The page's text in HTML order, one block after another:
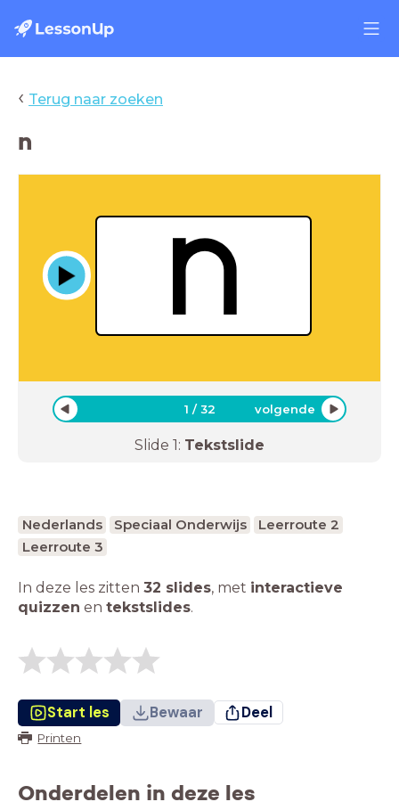
‹ Terug naar zoeken
n
1 /32 volgende
Slide 1: Tekstslide
Nederlands Speciaal Onderwijs
Leerroute 2
Leerroute 3
In deze les zitten 32 slides, met interactieve
quizzen en tekstslides.
Start les Bewaar Deel
Printen
Onderdelen in deze les